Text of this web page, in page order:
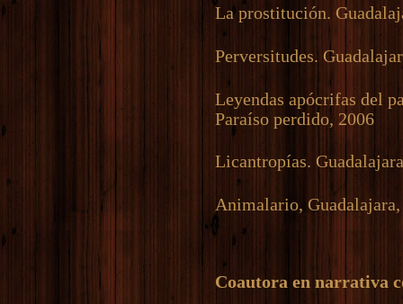
La prostitución.
Perversitudes.
Leyendas apócrifas del
Paraíso perdido, 2006
Licantropías.
Animalario,
Coautora en narrativa